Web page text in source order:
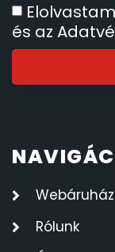
és az
Webáruház
Rólunk